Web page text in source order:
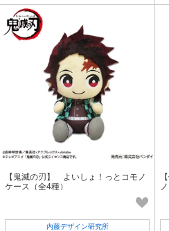
【鬼滅の刃】 よいしょ！っとコモノ
ケース（全4種）
内藤デザイン研究所